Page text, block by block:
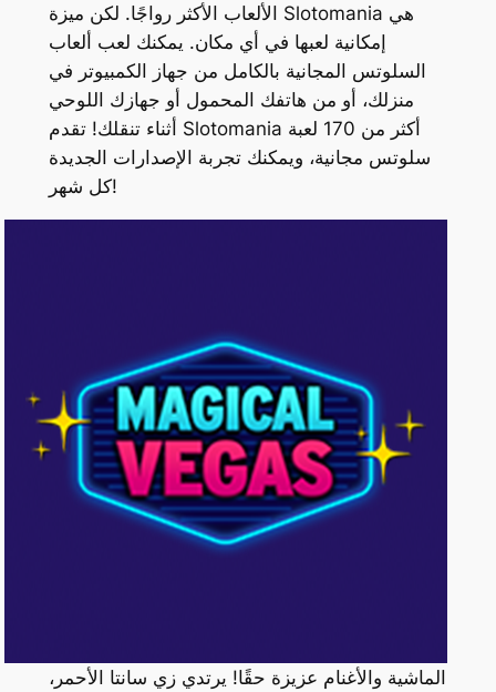
الألعاب الأكثر رواجًا. لكن ميزة Slotomania هي
إمكانية لعبها في أي مكان. يمكنك لعب ألعاب
السلوتس المجانية بالكامل من جهاز الكمبيوتر في
منزلك، أو من هاتفك المحمول أو جهازك اللوحي
أثناء تنقلك! تقدم Slotomania أكثر من 170 لعبة
سلوتس مجانية، ويمكنك تجربة الإصدارات الجديدة
كل شهر!
الماشية والأغنام عزيزة حقًا! يرتدي زي سانتا الأحمر،